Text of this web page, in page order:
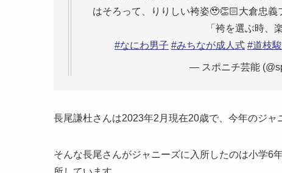
はそろって、りりしい袴姿🥹👏🏻大倉忠
「袴を選ぶ時、
#なにわ男子 #みちなが成人式 #道枝
— スポニチ芸能
長尾謙杜さんは2023年2月現在20歳で、今年のジャ
そんな長尾さんがジャニーズに入所したのは小学6